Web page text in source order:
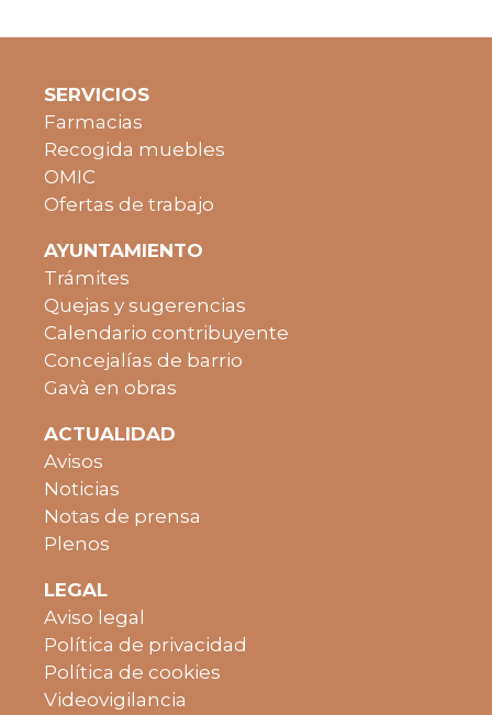
SERVICIOS
Farmacias
Recogida muebles
OMIC
Ofertas de trabajo
AYUNTAMIENTO
Trámites
Quejas y sugerencias
Calendario contribuyente
Concejalías de barrio
Gavà en obras
ACTUALIDAD
Avisos
Noticias
Notas de prensa
Plenos
LEGAL
Aviso legal
Política de privacidad
Política de cookies
Videovigilancia